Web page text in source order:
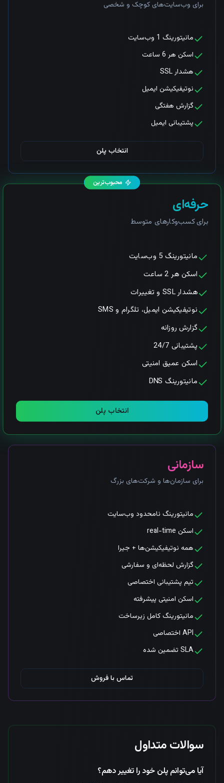
برای وب‌سایت‌های کوچک و شخصی
مانیتورینگ 1 وب‌سایت
اسکن هر 6 ساعت
هشدار SSL
نوتیفیکیشن ایمیل
گزارش هفتگی
پشتیبانی ایمیل
انتخاب پلن
محبوب‌ترین
حرفه‌ای
برای کسب‌وکارهای متوسط
مانیتورینگ 5 وب‌سایت
اسکن هر 2 ساعت
هشدار SSL و تغییرات
نوتیفیکیشن ایمیل، تلگرام و SMS
گزارش روزانه
پشتیبانی 24/7
اسکن عمیق امنیتی
مانیتورینگ DNS
انتخاب پلن
سازمانی
برای سازمان‌ها و شرکت‌های بزرگ
مانیتورینگ نامحدود وب‌سایت
اسکن real-time
همه نوتیفیکیشن‌ها + جیرا
گزارش لحظه‌ای و سفارشی
تیم پشتیبانی اختصاصی
اسکن امنیتی پیشرفته
مانیتورینگ کامل زیرساخت
API اختصاصی
SLA تضمین شده
تماس با فروش
سوالات متداول
آیا می‌توانم پلن خود را تغییر دهم؟